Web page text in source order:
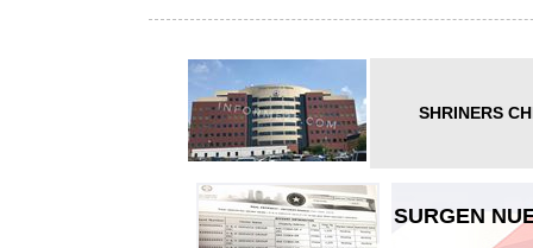
SHRINERS
SURGEN